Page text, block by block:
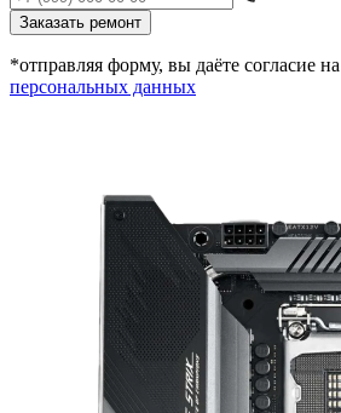
Заказать ремонт
*отправляя форму, вы даёте согласие на
персональных данных